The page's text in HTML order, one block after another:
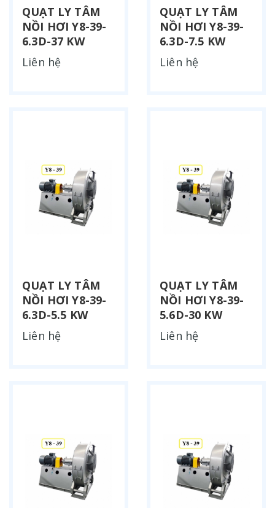
QUẠT LY TÂM
NỒI HƠI Y8-39-
6.3D-37 KW
Liên hệ
QUẠT LY TÂM
NỒI HƠI Y8-39-
6.3D-7.5 KW
Liên hệ
QUẠT LY TÂM
NỒI HƠI Y8-39-
6.3D-5.5 KW
Liên hệ
QUẠT LY TÂM
NỒI HƠI Y8-39-
5.6D-30 KW
Liên hệ